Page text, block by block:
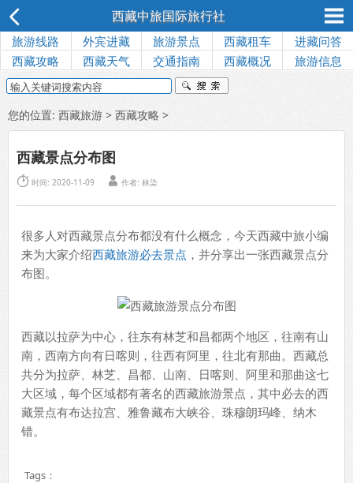
西藏中旅国际旅行社
旅游线路 外宾进藏 旅游景点 西藏租车
进藏问答
西藏攻略
西藏天气 交通指南 西藏概况 旅游信息
您的位置: 西藏旅游 > 西藏攻略 >
西藏景点分布图
 时间: 2020-11-09  作者: 林染
很多人对西藏景点分布都没有什么概念，今天西藏中旅小编
来为大家介绍西藏旅游必去景点 ，并分享出一张西藏景点分
布图。
西藏以拉萨为中心，往东有林芝和昌都两个地区，往南有山
南，西南方向有日喀则，往西有阿里，往北有那曲。西藏总
共分为拉萨、林芝、昌都、山南、日喀则、阿里和那曲这七
大区域，每个区域都有著名的西藏旅游景点，其中必去的西
藏景点有布达拉宫、雅鲁藏布大峡谷、珠穆朗玛峰、纳木
错。
Tags：